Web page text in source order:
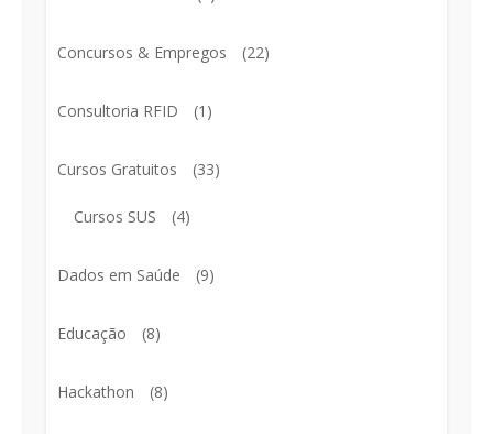
Concursos & Empregos (22)
Consultoria RFID (1)
Cursos Gratuitos (33)
Cursos SUS (4)
Dados em Saúde (9)
Educação (8)
Hackathon (8)